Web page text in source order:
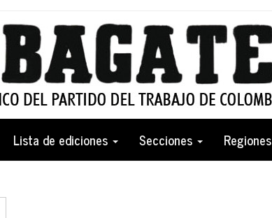
Lista de ediciones Secciones Regiones